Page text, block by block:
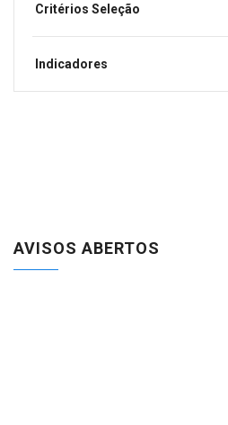
Critérios Seleção
Indicadores
AVISOS ABERTOS